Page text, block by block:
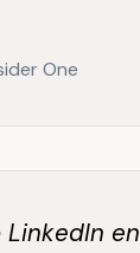
One
LinkedIn